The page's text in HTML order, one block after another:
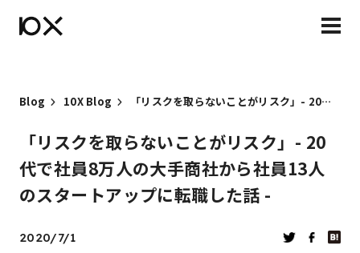
Blog 10X Blog 「リスクを取らないことがリスク」- 20代で社員8万人の大手商社から社員13人のスタートアップに転職した話 -
「リスクを取らないことがリスク」- 20
代で社員8万人の大手商社から社員13人
のスタートアップに転職した話 -
2020/7/1